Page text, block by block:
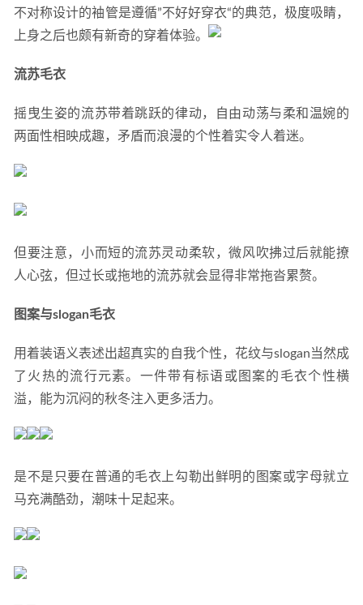
不对称设计的袖管是遵循”不好好穿衣“的典范，极度吸睛，
上身之后也颇有新奇的穿着体验。
流苏毛衣
摇曳生姿的流苏带着跳跃的律动，自由动荡与柔和温婉的
两面性相映成趣，矛盾而浪漫的个性着实令人着迷。
但要注意，小而短的流苏灵动柔软，微风吹拂过后就能撩
人心弦，但过长或拖地的流苏就会显得非常拖沓累赘。
图案与slogan毛衣
用着装语义表述出超真实的自我个性，花纹与slogan当然成
了火热的流行元素。一件带有标语或图案的毛衣个性横
溢，能为沉闷的秋冬注入更多活力。
是不是只要在普通的毛衣上勾勒出鲜明的图案或字母就立
马充满酷劲，潮味十足起来。